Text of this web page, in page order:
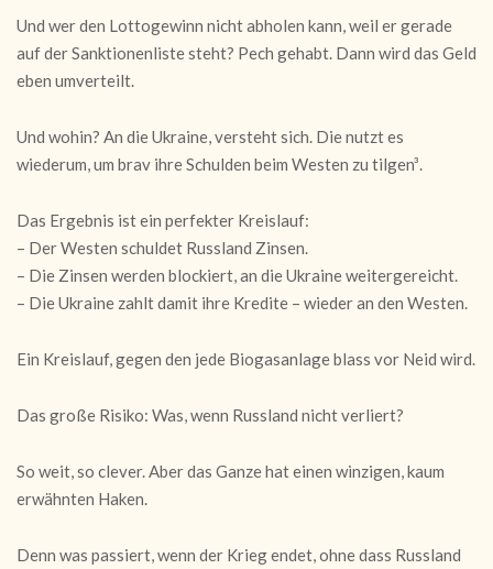
Und wer den Lottogewinn nicht abholen kann, weil er gerade
auf der Sanktionenliste steht? Pech gehabt. Dann wird das Geld
eben umverteilt.
Und wohin? An die Ukraine, versteht sich. Die nutzt es
wiederum, um brav ihre Schulden beim Westen zu tilgen³.
Das Ergebnis ist ein perfekter Kreislauf:
– Der Westen schuldet Russland Zinsen.
– Die Zinsen werden blockiert, an die Ukraine weitergereicht.
– Die Ukraine zahlt damit ihre Kredite – wieder an den Westen.
Ein Kreislauf, gegen den jede Biogasanlage blass vor Neid wird.
Das große Risiko: Was, wenn Russland nicht verliert?
So weit, so clever. Aber das Ganze hat einen winzigen, kaum
erwähnten Haken.
Denn was passiert, wenn der Krieg endet, ohne dass Russland